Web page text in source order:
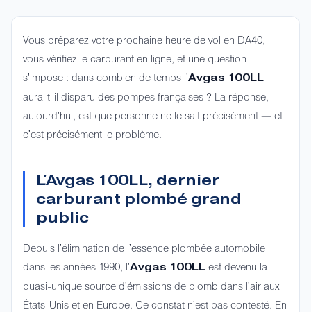
Vous préparez votre prochaine heure de vol en DA40,
vous vérifiez le carburant en ligne, et une question
s'impose : dans combien de temps l'Avgas 100LL
aura-t-il disparu des pompes françaises ? La réponse,
aujourd'hui, est que personne ne le sait précisément — et
c'est précisément le problème.
L'Avgas 100LL, dernier
carburant plombé grand
public
Depuis l'élimination de l'essence plombée automobile
dans les années 1990, l'Avgas 100LL est devenu la
quasi-unique source d'émissions de plomb dans l'air aux
États-Unis et en Europe. Ce constat n'est pas contesté. En